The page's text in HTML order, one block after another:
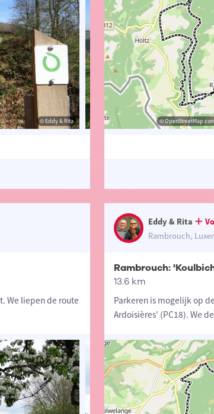
© Eddy & Rita© Eddy & Rita © OpenStreetMap
We liepen de route
Eddy & Rita
Rambrouch,
Rambrouch:
13.6 km
Parkeren is mogelijk op
Ardoisières' (PC18). We